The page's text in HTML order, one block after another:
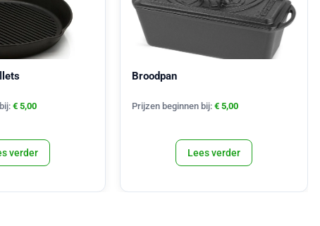
€5,00
verder
Broodpan
Prijzen beginnen bij:€ 5,00
Lees verder